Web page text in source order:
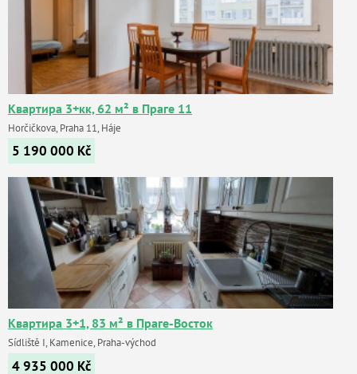
Квартира 3+кк, 62 м² в Праге 11
Horčičkova, Praha 11, Háje
5 190 000 Kč
Квартира 3+1, 83 м² в Праге-Восток
Sídliště I, Kamenice, Praha-východ
4 935 000 Kč